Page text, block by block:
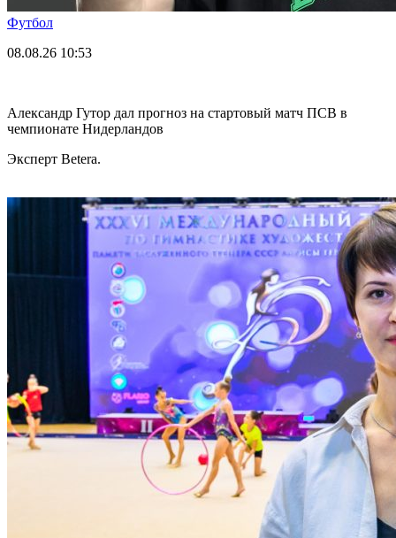
Футбол
08.08.26 10:53
Александр Гутор дал прогноз на стартовый матч ПСВ в
чемпионате Нидерландов
Эксперт Betera.